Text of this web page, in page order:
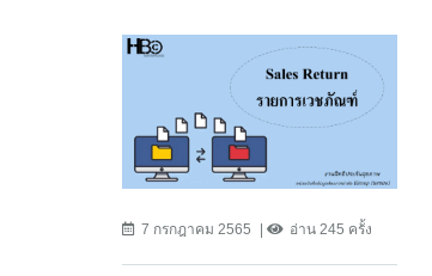
7 กรกฎาคม 2565 อ่าน 245 ครั้ง